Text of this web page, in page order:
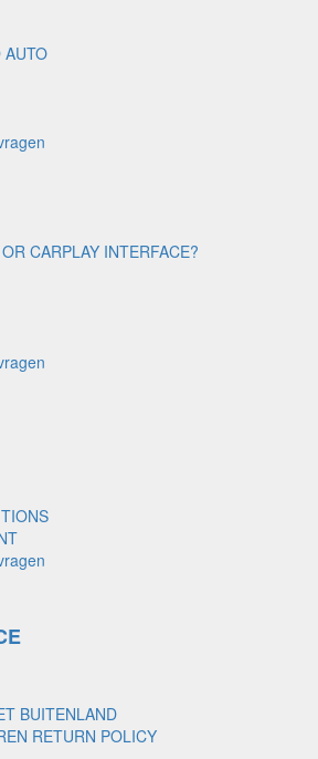
AUTO
CARPLAY INTERFACE?
BUITENLAND
RETURN POLICY